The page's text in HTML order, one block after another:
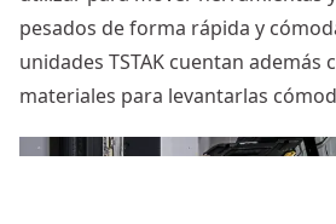
pesados de forma rápida y
unidades TSTAK cuentan además
materiales para levantarlas